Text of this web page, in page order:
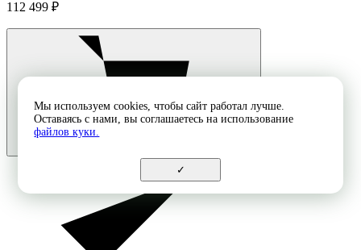
112 499 ₽
Мы используем cookies, чтобы сайт работал лучше.
Оставаясь с нами, вы соглашаетесь на использование
файлов куки.
✓